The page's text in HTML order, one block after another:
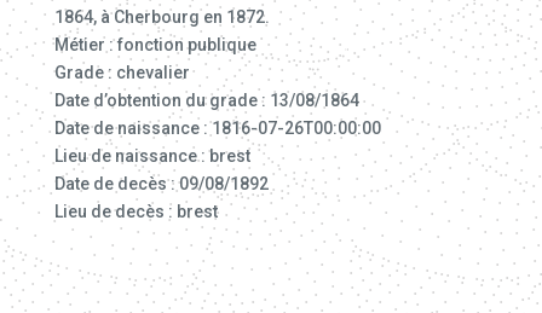
1864, à Cherbourg en 1872.
Métier : fonction publique
Grade : chevalier
Date d’obtention du grade : 13/08/1864
Date de naissance : 1816-07-26T00:00:00
Lieu de naissance : brest
Date de decès : 09/08/1892
Lieu de decès : brest